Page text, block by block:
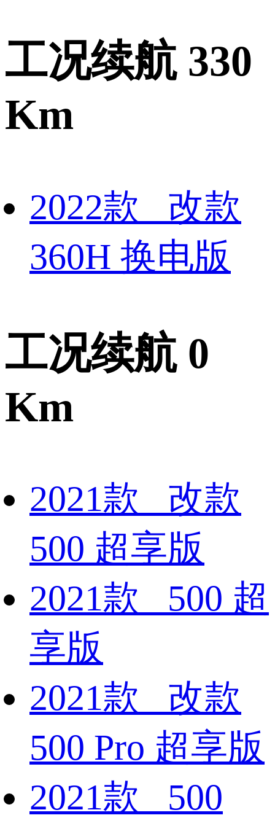
工况续航 330
Km
2022款 改款
360H 换电版
工况续航 0
Km
2021款 改款
500 超享版
2021款 500 超
享版
2021款 改款
500 Pro 超享版
2021款 500